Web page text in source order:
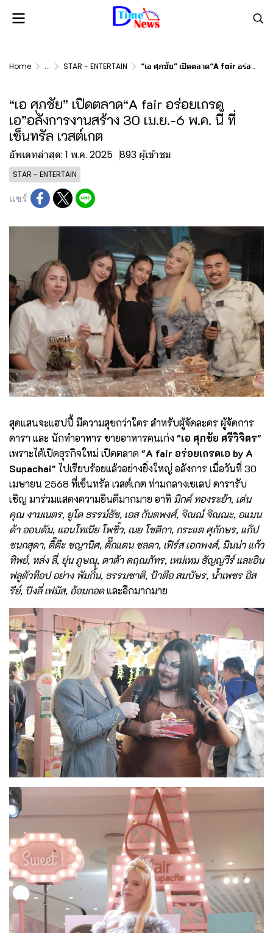
Home ... STAR - ENTERTAIN “เอ ศุภชัย” เปิดตลาด“A fair อร่อยเกรดเอ”อลังการงานสร้าง 30 เม.ย.-6 พ.ค. นี้ ที่เซ็นทรัล เวสต์เกต
“เอ ศุภชัย” เปิดตลาด“A fair อร่อยเกรด
เอ”อลังการงานสร้าง 30 เม.ย.-6 พ.ค. นี้ ที่
เซ็นทรัล เวสต์เกต
อัพเดทล่าสุด: 1 พ.ค. 2025 893 ผู้เข้าชม
STAR - ENTERTAIN
แชร์
สุดแสนจะแฮปปี้ มีความสุขกว่าใคร สำหรับผู้จัดละคร ผู้จัดการ
ดารา และ นักทำอาหาร ขายอาหารคนเก่ง"เอ ศุภชัย ศรีวิจิตร"
เพราะได้เปิดธุรกิจใหม่ เปิดตลาด"A fair อร่อยเกรดเอ by A
Supachai" ไปเรียบร้อยแล้วอย่างยิ่งใหญ่ อลังการ เมื่อวันที่ 30
เมษายน 2568 ที่เซ็นทรัล เวสต์เกต ท่ามกลางเซเลป ดารารับ
เชิญ มาร่วมแสดงความยินดีมากมาย อาทิ มิกค์ ทองระย้า, เด่น
คุณ งามเนตร, ยูโด ธรรม์ธัช, เอส กันตพงศ์, จิณณ์ จิณณะ, อแมน
ด้า ออบดัม, แอนโทเนีย โพซิ้ว, เนย โชติกา, กระแต ศุภักษร, แก๊ป
ชนกสุดา, ติ๊ต๊ะ ชญานิศ, ตั๊กแตน ชลดา, เฟิร์ส เอกพงศ์, มินน่า แก้ว
ทิพย์, หล่ง ลี่, ยุ่น ภูษณุ, ตาต้า ตฤณภัทร, เหม่เหม ธัญญวีร์ และอิน
ฟลูตัวท๊อป อย่าง พัมกิ้น, ธรรมชาติ, ป้าตือ สมบัษร, น้ำเพชร อิส
รีย์, ปิงลี่ เฟมัส, อ้อมกอดและอีกมากมาย